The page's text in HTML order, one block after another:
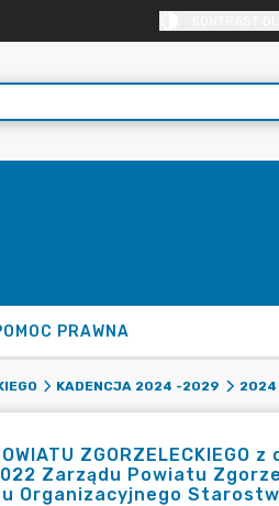
PRAWNA
KADENCJA 2024 -2029 2024
Zarządu Powiatu
Organizacyjnego